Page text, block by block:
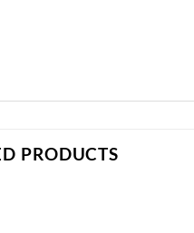
PRODUCTS